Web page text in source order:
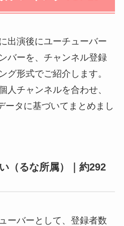
出演後にユーチューバー
バーを、チャンネル登録
グ形式でご紹介します。
人チャンネルを合わせ、
ータに基づいてまとめまし
（るな所属）｜約292
ーバーとして、登録者数